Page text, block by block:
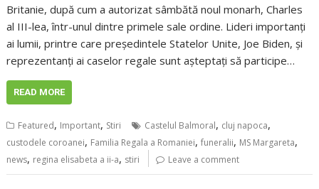
Britanie, după cum a autorizat sâmbătă noul monarh, Charles
al III-lea, într-unul dintre primele sale ordine. Lideri importanţi
ai lumii, printre care preşedintele Statelor Unite, Joe Biden, şi
reprezentanţi ai caselor regale sunt aşteptaţi să participe…
READ MORE
Featured, Important, Stiri Castelul Balmoral, cluj napoca,
custodele coroanei, Familia Regala a Romaniei,funeralii, MS Margareta,
news, regina elisabeta a ii-a, stiri Leave a comment